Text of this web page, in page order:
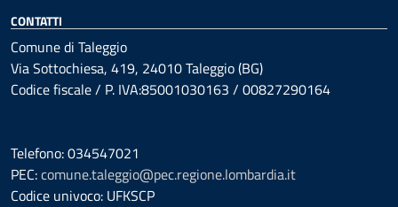
CONTATTI
Comune di Taleggio
Via Sottochiesa, 419, 24010 Taleggio (BG)
Codice fiscale / P. IVA:85001030163 / 00827290164
Telefono: 034547021
PEC:comune.taleggio@pec.regione.lombardia.it
Codice univoco: UFKSCP